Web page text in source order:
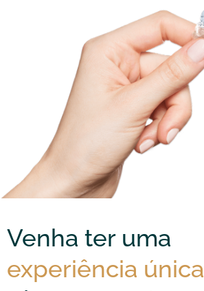
Venha ter uma
experiência única